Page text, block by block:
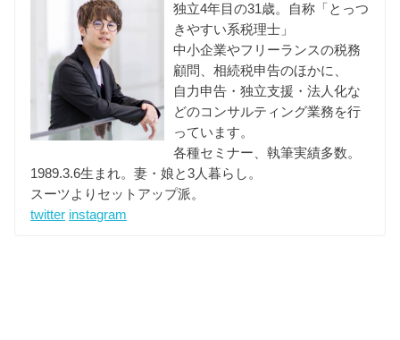
独立4年目の31歳。自称「とっつ
きやすい系税理士」
中小企業やフリーランスの税務
顧問、相続税申告のほかに、
自力申告・独立支援・法人化な
どのコンサルティング業務を行
っています。
各種セミナー、執筆実績多数。
1989.3.6生まれ。妻・娘と3人暮らし。
スーツよりセットアップ派。
twitter instagram